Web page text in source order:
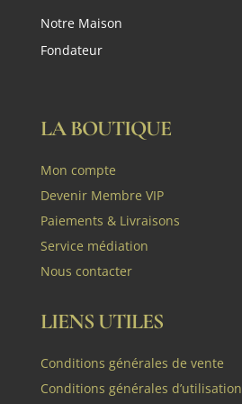
Notre Maison
Fondateur
LA BOUTIQUE
Mon compte
Devenir Membre VIP
Paiements & Livraisons
Service médiation
Nous contacter
LIENS UTILES
Conditions générales de vente
Conditions générales d’utilisation